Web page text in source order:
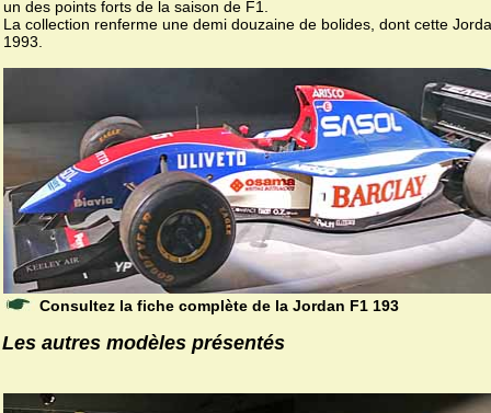
un des points forts de la saison de F1.
La collection renferme une demi douzaine de bolides, dont cette
1993.
Consultez la fiche complète de la Jordan F1 193
Les autres modèles présentés